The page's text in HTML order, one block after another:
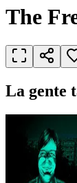
The
La gente